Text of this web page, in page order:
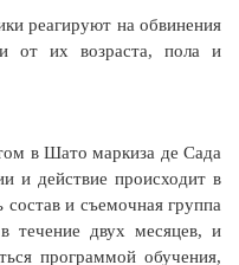
реагируют на обвинения
от их возраста, пола и
в Шато маркиза де Сада
и действие происходит в
и съемочная группа
течение двух месяцев, и
программой обучения,